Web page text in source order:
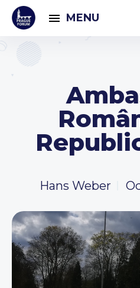
MENU
Hans Weber